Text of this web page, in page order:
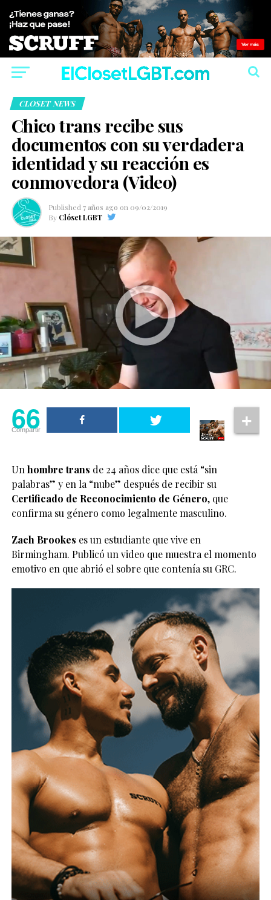
CLOSET NEWS
Chico trans recibe sus
documentos con su verdadera
identidad y su reacción es
conmovedora (Video)
Published 7 años ago on 09/02/2019
By Clóset LGBT
66
Compartir
Unhombre trans de 24 años dice que está “sin
palabras” y en la “nube” después de recibir su
Certificado de Reconocimiento de Género, que
confirma su género como legalmente masculino.
Zach Brookes es un estudiante que vive en
Birmingham. Publicó un video que muestra el momento
emotivo en que abrió el sobre que contenía su GRC.